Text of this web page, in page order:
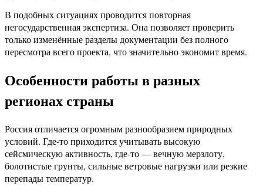
В подобных ситуациях проводится повторная
негосударственная экспертиза. Она позволяет проверить
только изменённые разделы документации без полного
пересмотра всего проекта, что значительно экономит время.
Особенности работы в разных
регионах страны
Россия отличается огромным разнообразием природных
условий. Где-то приходится учитывать высокую
сейсмическую активность, где-то — вечную мерзлоту,
болотистые грунты, сильные ветровые нагрузки или резкие
перепады температур.